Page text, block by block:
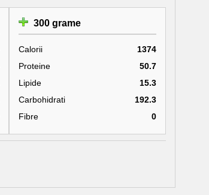
300 grame
Calorii
1374
Proteine
50.7
Lipide
15.3
Carbohidrati
192.3
Fibre
0